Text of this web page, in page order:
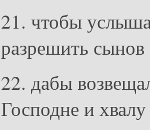
21. чтобы
разрешить
22. дабы
Господне и